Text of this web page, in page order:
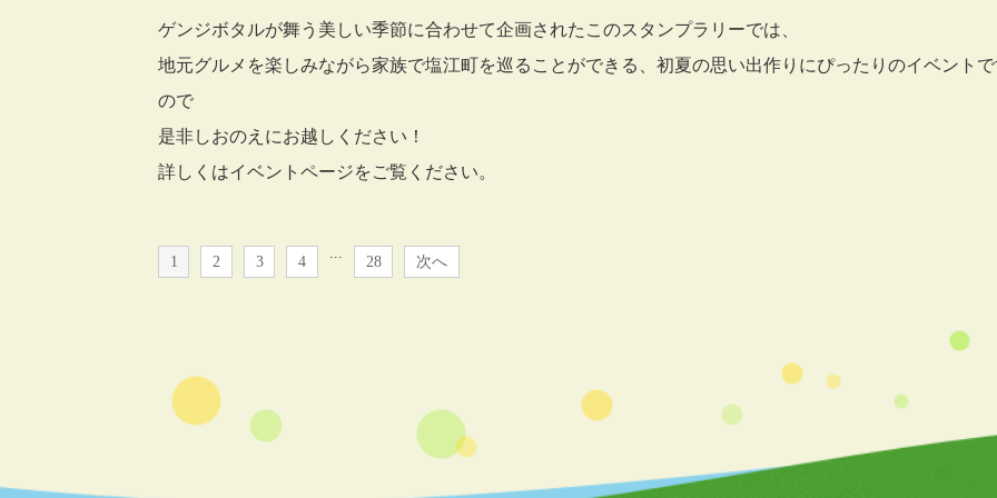
ゲンジボタルが舞う美しい季節に合わせて企画されたこのスタンプラリーでは、
地元グルメを楽しみながら家族で塩江町を巡ることができる、初夏の思い出作りにぴったりのイベント
ので
是非しおのえにお越しください！
詳しくはイベントページをご覧ください。
1 2 3 4
...
28 次へ